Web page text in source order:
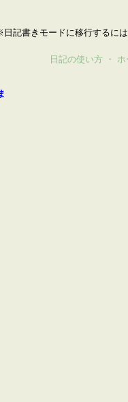
記書きモードに移行するには
日記の使い方 ・ ホ